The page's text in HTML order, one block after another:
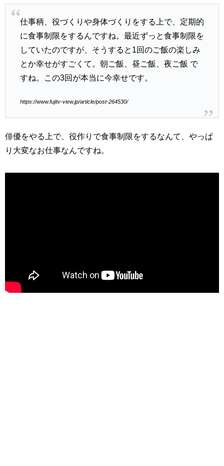
仕事柄、役づくりや身体づくりをする上で、定期的
に食事制限をするんですね。最近ずっと食事制限を
していたのですが、そうすると1回のご飯の楽しみ
とか幸せがすごくて。朝ご飯、昼ご飯、夜ご飯 で
すね。この3回が本当に今幸せです。
https://www.fujitv-view.jp/article/post-264530/
俳優をやる上で、役作りで食事制限をするなんて、やっぱ
り大変なお仕事なんですね。